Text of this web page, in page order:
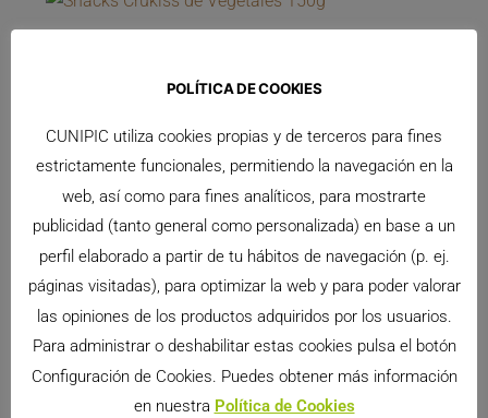
POLÍTICA DE COOKIES
CUNIPIC utiliza cookies propias y de terceros para fines
estrictamente funcionales, permitiendo la navegación en la
web, así como para fines analíticos, para mostrarte
publicidad (tanto general como personalizada) en base a un
perfil elaborado a partir de tu hábitos de navegación (p. ej.
páginas visitadas), para optimizar la web y para poder valorar
las opiniones de los productos adquiridos por los usuarios.
Para administrar o deshabilitar estas cookies pulsa el botón
Configuración de Cookies. Puedes obtener más información
en nuestra Política de Cookies